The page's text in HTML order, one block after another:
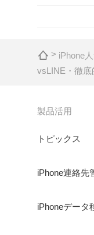
> iPhone
vsLINE・徹底
製品活用
トピックス
iPhone連絡先
iPhoneデータ